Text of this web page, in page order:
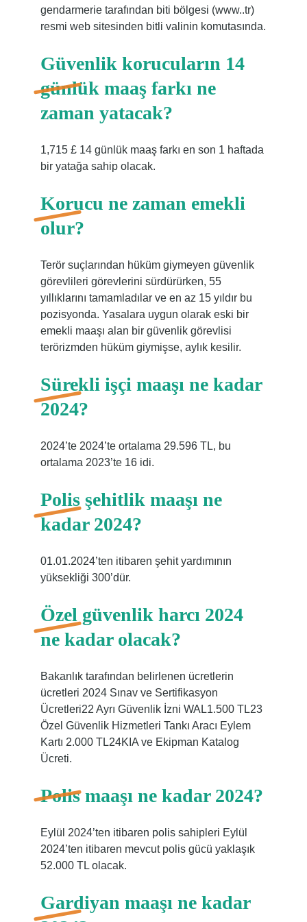
gendarmerie tarafından biti bölgesi (www..tr)
resmi web sitesinden bitli valinin komutasında.
Güvenlik korucuların 14
günlük maaş farkı ne
zaman yatacak?
1,715 £ 14 günlük maaş farkı en son 1 haftada
bir yatağa sahip olacak.
Korucu ne zaman emekli
olur?
Terör suçlarından hüküm giymeyen güvenlik
görevlileri görevlerini sürdürürken, 55
yıllıklarını tamamladılar ve en az 15 yıldır bu
pozisyonda. Yasalara uygun olarak eski bir
emekli maaşı alan bir güvenlik görevlisi
terörizmden hüküm giymişse, aylık kesilir.
Sürekli işçi maaşı ne kadar
2024?
2024’te 2024’te ortalama 29.596 TL, bu
ortalama 2023’te 16 idi.
Polis şehitlik maaşı ne
kadar 2024?
01.01.2024’ten itibaren şehit yardımının
yüksekliği 300’dür.
Özel güvenlik harcı 2024
ne kadar olacak?
Bakanlık tarafından belirlenen ücretlerin
ücretleri 2024 Sınav ve Sertifikasyon
Ücretleri22 Ayrı Güvenlik İzni WAL1.500 TL23
Özel Güvenlik Hizmetleri Tankı Aracı Eylem
Kartı 2.000 TL24KIA ve Ekipman Katalog
Ücreti.
Polis maaşı ne kadar 2024?
Eylül 2024’ten itibaren polis sahipleri Eylül
2024’ten itibaren mevcut polis gücü yaklaşık
52.000 TL olacak.
Gardiyan maaşı ne kadar